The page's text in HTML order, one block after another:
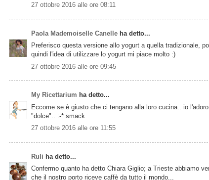
27 ottobre 2016 alle ore 08:11
Paola Mademoiselle Canelle ha detto...
Preferisco questa versione allo yogurt a quella tradizionale,
quindi l'idea di utilizzare lo yogurt mi piace molto :)
27 ottobre 2016 alle ore 09:45
My Ricettarium ha detto...
Eccome se è giusto che ci tengano alla loro cucina.. io
"dolce".. :-* smack
27 ottobre 2016 alle ore 11:55
Ruli ha detto...
Confermo quanto ha detto Chiara Giglio; a Trieste abbiamo
che il nostro porto riceve caffè da tutto il mondo...